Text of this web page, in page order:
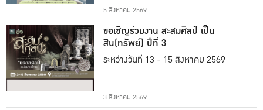
5 สิงหาคม 2569
ขอเชิญร่วมงาน สะสมศิลป์ เป็น
สิน(ทรัพย์) ปีที่ 3
ระหว่างวันที่ 13 - 15 สิงหาคม 2569
3 สิงหาคม 2569